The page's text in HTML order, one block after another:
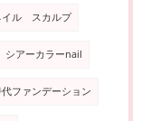
イル スカルプ
シアーカラーnail
ファンデーション